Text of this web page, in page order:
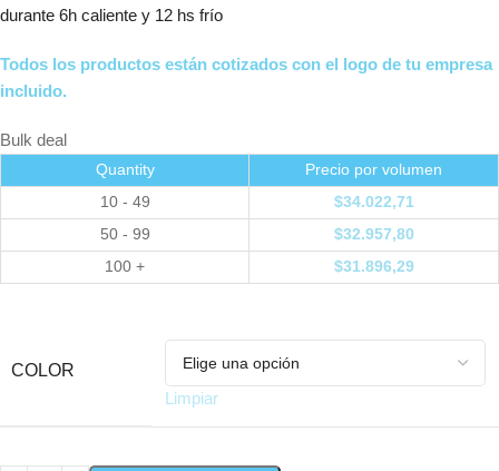
durante 6h caliente y 12 hs frío
Todos los productos están cotizados con el logo de tu empresa
incluido.
Bulk deal
Quantity
Precio por volumen
10 - 49
$34.022,71
50 - 99
$32.957,80
100 +
$31.896,29
COLOR
Limpiar